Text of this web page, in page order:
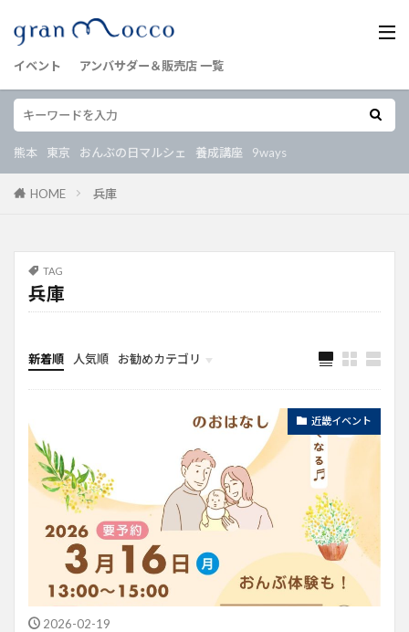
イベント アンバサダー＆販売店 一覧
熊本 東京 おんぶの日マルシェ 養成講座 9ways
HOME 兵庫
TAG
兵庫
新着順 人気順 お勧めカテゴリ
イベント
おんぶの日マルシェ
近畿イベント
2026-02-19